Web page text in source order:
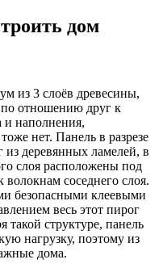
дом
из 3 слоёв древесины,
отношению друг к
и наполнения,
нет. Панель в разрезе
из деревянных ламелей, в
слоя расположены под
соседнего слоя.
безопасными клеевыми
весь этот пирог
такой структуре, панель
нагрузку, поэтому из
дома.